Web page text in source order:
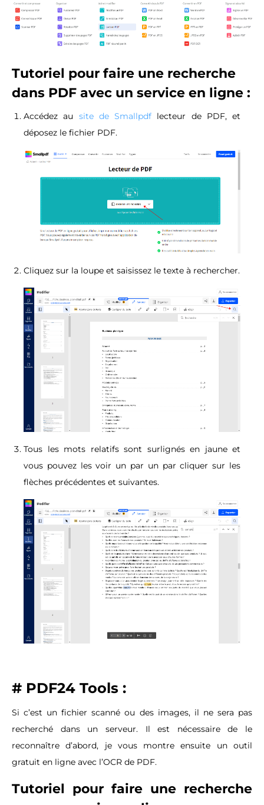
Tutoriel pour faire une recherche
dans PDF avec un service en ligne :
Accédez au site de Smallpdf lecteur de PDF, et
déposez le fichier PDF.
Cliquez sur la loupe et saisissez le texte à rechercher.
Tous les mots relatifs sont surlignés en jaune et
vous pouvez les voir un par un par cliquer sur les
flèches précédentes et suivantes.
# PDF24 Tools :
Si c’est un fichier scanné ou des images, il ne sera pas
recherché dans un serveur. Il est nécessaire de le
reconnaître d’abord, je vous montre ensuite un outil
gratuit en ligne avec l’OCR de PDF.
Tutoriel pour faire une recherche